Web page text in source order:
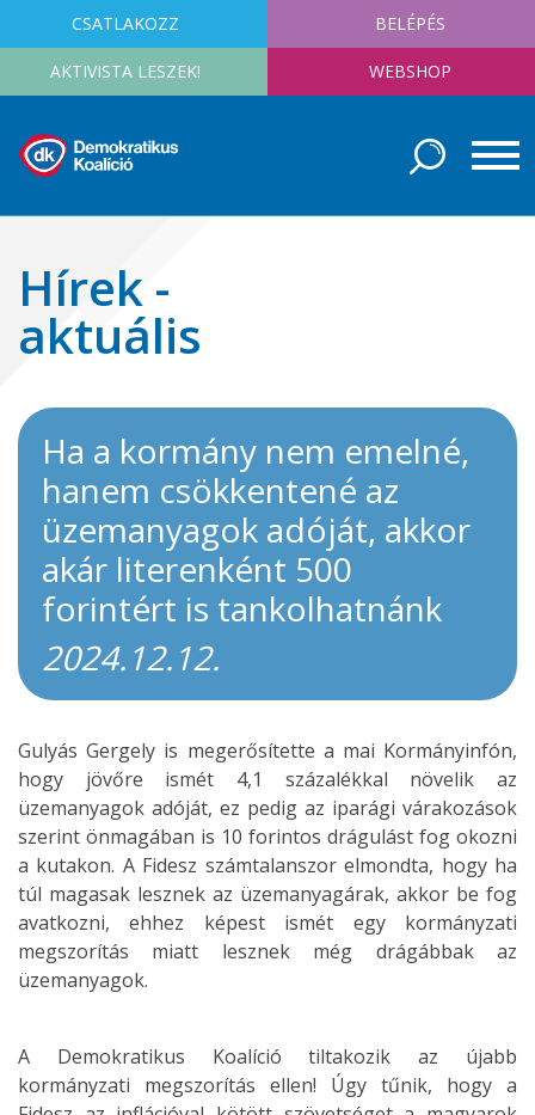
CSATLAKOZZ BELÉPÉS
AKTIVISTA LESZEK! WEBSHOP
Hírek -
aktuális
Ha a kormány nem emelné,
hanem csökkentené az
üzemanyagok adóját, akkor
akár literenként 500
forintért is tankolhatnánk
2024.12.12.
Gulyás Gergely is megerősítette a mai Kormányinfón,
hogy jövőre ismét 4,1 százalékkal növelik az
üzemanyagok adóját, ez pedig az iparági várakozások
szerint önmagában is 10 forintos drágulást fog okozni
a kutakon. A Fidesz számtalanszor elmondta, hogy ha
túl magasak lesznek az üzemanyagárak, akkor be fog
avatkozni, ehhez képest ismét egy kormányzati
megszorítás miatt lesznek még drágábbak az
üzemanyagok.
A Demokratikus Koalíció tiltakozik az újabb
kormányzati megszorítás ellen! Úgy tűnik, hogy a